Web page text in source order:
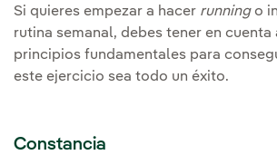
Si quieres empezar a hacer runningo
rutina semanal, debes tener en cuenta
principios fundamentales para
este ejercicio sea todo un éxito.
Constancia